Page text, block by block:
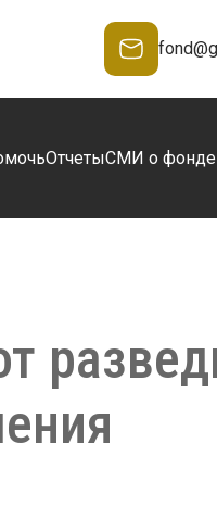
ОтчетыСМИ о фонде